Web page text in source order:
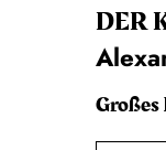
DER
Großes